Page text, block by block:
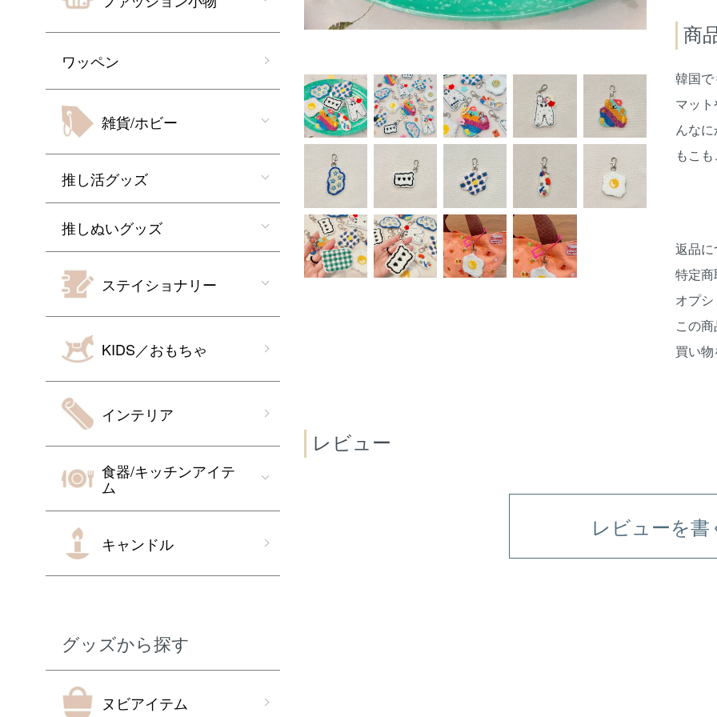
ワッペン
雑貨/ホビー
推し活グッズ
推しぬいグッズ
ステイショナリー
KIDS／おもちゃ
インテリア
食器/キッチンアイテ
ム
キャンドル
グッズから探す
ヌビアイテム
商
韓国
マッ
んな
もこ
返品
特定
オプ
この
買い
レビュー
レビューを書